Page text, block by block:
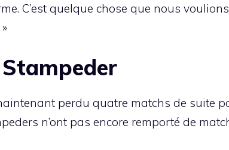
C’est quelque chose que nous
perdu quatre matchs de suite
n’ont pas encore remporté de